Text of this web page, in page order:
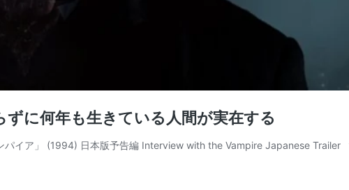
に何年も生きている人間が実在する
パイア」 (1994) 日本版予告編 Interview with the Vampire Japanese